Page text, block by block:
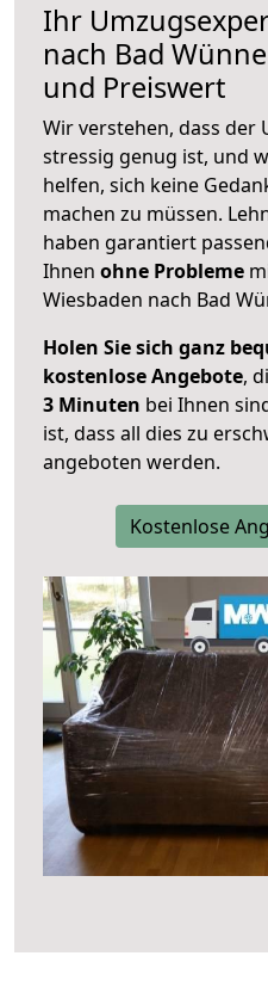
Ihr
nach Bad
und Preiswert
Wir verstehen, dass der
stressig genug ist, und
helfen, sich keine
machen zu müssen.
haben garantiert
Ihnen ohne Probleme
Wiesbaden nach Bad
Holen Sie sich ganz
kostenlose Angebote,
3 Minuten bei Ihnen
ist, dass all dies zu
angeboten werden.
Kostenlose